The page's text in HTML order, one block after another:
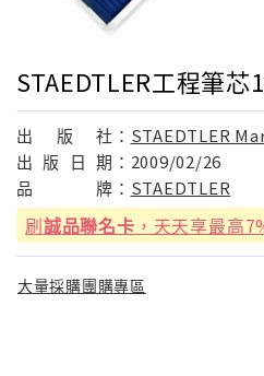
STAEDTLER工程筆芯
出 版 社： STAEDTLER
出 版 日 期： 2009/02/26
品
牌： STAEDTLER
刷誠品聯名卡 ，天天享最高
大量採購團購專區